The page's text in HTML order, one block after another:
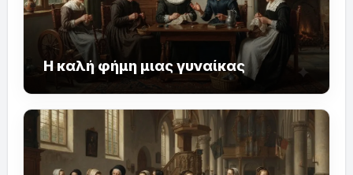
Η καλή φήμη μιας γυναίκας